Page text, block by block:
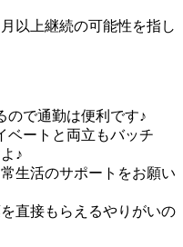
以上継続の可能性を指し
ので通勤は便利です♪
ベートと両立もバッチ
♪
生活のサポートをお願い
直接もらえるやりがいの